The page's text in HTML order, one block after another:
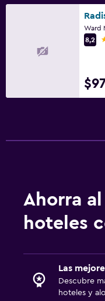
8,2
Ahorra
hoteles
Las
Descubre
hoteles y